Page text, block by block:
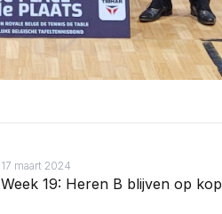
17 maart 2024
Week 19: Heren B blijven op kop